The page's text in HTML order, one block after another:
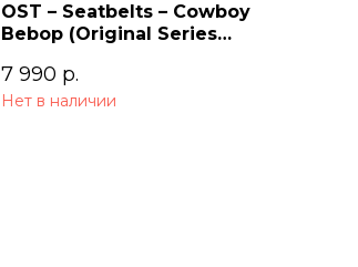
OST – Seatbelts – Cowboy
Bebop (Original Series
7 990 р.
Нет в наличии